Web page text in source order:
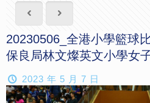
20230506_全港小學籃球
保良局林文燦英文小學女
2023 年 5 月 7 日